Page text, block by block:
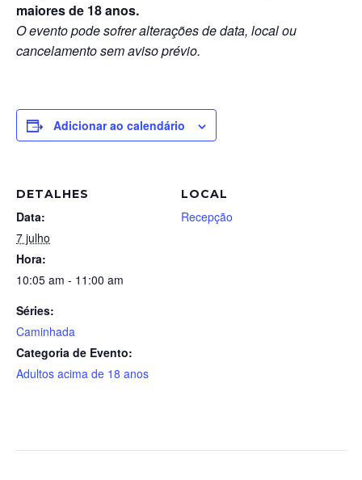
maiores de 18 anos.
O evento pode sofrer alterações de data, local ou
cancelamento sem aviso prévio.
Adicionar ao calendário
DETALHES
Data:
7 julho
Hora:
10:05 am - 11:00 am
Séries:
Caminhada
Categoria de Evento:
Adultos acima de 18 anos
LOCAL
Recepção